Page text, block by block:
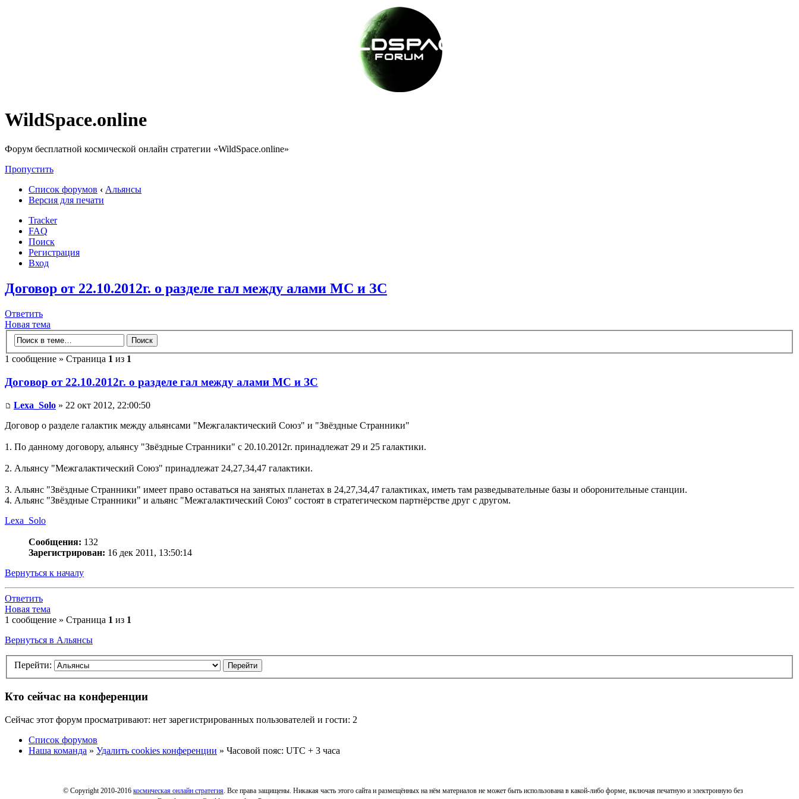
WildSpace.online
Форум бесплатной космической онлайн стратегии «WildSpace.online»
Пропустить
Список форумов ‹ Альянсы
Версия для печати
Tracker
FAQ
Поиск
Регистрация
Вход
Договор от 22.10.2012г. о разделе гал между алами МС и ЗС
Ответить
Новая тема
1 сообщение » Страница 1 из 1
Договор от 22.10.2012г. о разделе гал между алами МС и ЗС
Lexa_Solo » 22 окт 2012, 22:00:50
Договор о разделе галактик между альянсами "Межгалактический Союз" и "Звёздные Странники"
1. По данному договору, альянсу "Звёздные Странники" с 20.10.2012г. принадлежат 29 и 25 галактики.
2. Альянсу "Межгалактический Союз" принадлежат 24,27,34,47 галактики.
3. Альянс "Звёздные Странники" имеет право оставаться на занятых планетах в 24,27,34,47 галактиках, иметь там разведывательные базы и оборонительные станции.
4. Альянс "Звёздные Странники" и альянс "Межгалактический Союз" состоят в стратегическом партнёрстве друг с другом.
Lexa_Solo
Сообщения: 132
Зарегистрирован: 16 дек 2011, 13:50:14
Вернуться к началу
Ответить
Новая тема
1 сообщение » Страница 1 из 1
Вернуться в Альянсы
Перейти:
Кто сейчас на конференции
Сейчас этот форум просматривают: нет зарегистрированных пользователей и гости: 2
Список форумов
Наша команда » Удалить cookies конференции » Часовой пояс: UTC + 3 часа
© Copyright 2010-2016 космическая онлайн стратегия . Все права защищены. Никакая часть этого сайта и размещённых на нём материалов не может быть использована в какой-либо форме, включая печатную и электронную без